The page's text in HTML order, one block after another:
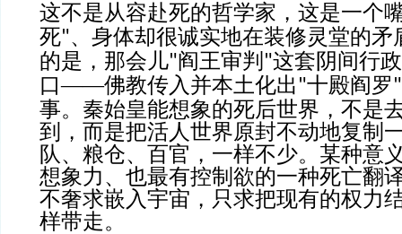
这不是从容赴死的哲学家，这是一个
死"、身体却很诚实地在装修灵堂的矛
的是，那会儿"阎王审判 "这套阴间行
口——佛教传入并本土化出 "十殿阎罗 "
事。秦始皇能想象的死后世界，不是
到，而是把活人世界原封不动地复制
队、粮仓、百官，一样不少。某种意
想象力、也最有控制欲的一种死亡翻
不奢求嵌入宇宙，只求把现有的权力
样带走。